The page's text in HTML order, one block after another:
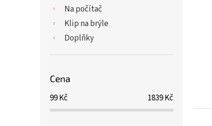
Na počítač
Klip na brýle
Doplňky
Cena
99Kč 1839Kč